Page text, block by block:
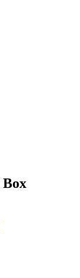
Box